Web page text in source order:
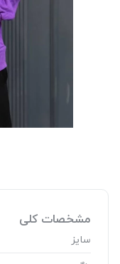
مشخصات کلی
سایز